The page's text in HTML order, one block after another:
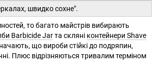
швидко сохне".
то багато майстрів вибирають
Barbicide Jarта скляні контейнери Shave
що вироби стійкі до подряпин,
Плюс відрізняються тривалим терміном